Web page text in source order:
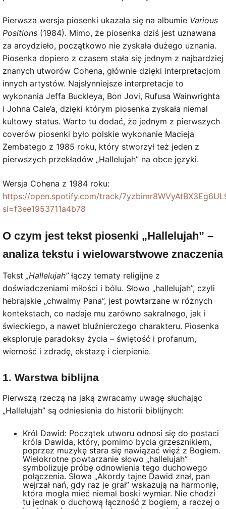
Pierwsza wersja piosenki ukazała się na albumie Various
Positions (1984). Mimo, że piosenka dziś jest uznawana
za arcydzieło, początkowo nie zyskała dużego uznania.
Piosenka dopiero z czasem stała się jednym z najbardziej
znanych utworów Cohena, głównie dzięki interpretacjom
innych artystów. Najsłynniejsze interpretacje to
wykonania Jeffa Buckleya, Bon Jovi, Rufusa Wainwrighta
i Johna Cale’a, dzięki którym piosenka zyskała niemal
kultowy status. Warto tu dodać, że jednym z pierwszych
coverów piosenki było polskie wykonanie Macieja
Zembatego z 1985 roku, który stworzył też jeden z
pierwszych przekładów „Hallelujah” na obce języki.
Wersja Cohena z 1984 roku:
https://open.spotify.com/track/
si=f3ee1953711a4b78
O czym jest tekst piosenki „Hallelujah” –
analiza tekstu i wielowarstwowe znaczenia
Tekst „Hallelujah”łączy tematy religijne z
doświadczeniami miłości i bólu. Słowo „hallelujah”, czyli
hebrajskie „chwalmy Pana”, jest powtarzane w różnych
kontekstach, co nadaje mu zarówno sakralnego, jak i
świeckiego, a nawet bluźnierczego charakteru. Piosenka
eksploruje paradoksy życia – świętość i profanum,
wierność i zdradę, ekstazę i cierpienie.
1. Warstwa biblijna
Pierwszą rzeczą na jaką zwracamy uwagę słuchając
„Hallelujah” są odniesienia do historii biblijnych:
Król Dawid: Początek utworu odnosi się do postaci
króla Dawida, który, pomimo bycia grzesznikiem,
poprzez muzykę stara się nawiązać więź z Bogiem.
Wielokrotne powtarzanie słowo „hallelujah”
symbolizuje próbę odnowienia tego duchowego
połączenia. Słowa „Akordy tajne Dawid znał, pan
wejrzał nań, gdy raz je grał” wskazują na harmonię,
która mogła mieć niemal boski wymiar. Nie chodzi
tu jednak o duchową łączność z bogiem, a raczej o